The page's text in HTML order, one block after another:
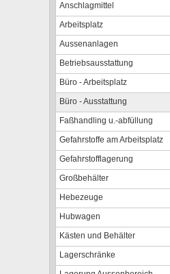
Anschlagmittel
Arbeitsplatz
Aussenanlagen
Betriebsausstattung
Büro - Arbeitsplatz
Büro - Ausstattung
Faßhandling u.-abfüllung
Gefahrstoffe am Arbeitsplatz
Gefahrstofflagerung
Großbehälter
Hebezeuge
Hubwagen
Kästen und Behälter
Lagerschränke